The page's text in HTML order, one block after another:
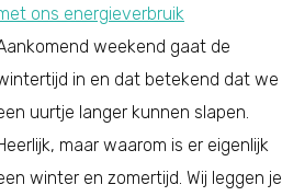
ons energieverbruik
weekend gaat de
in en dat betekend dat we
uurtje langer kunnen slapen.
maar waarom is er eigenlijk
winter en zomertijd. Wij leggen je